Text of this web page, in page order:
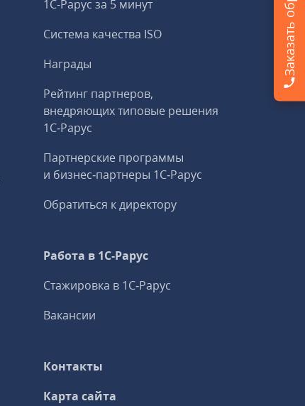
1С-Рарус за 5 минут
Система качества ISO
Награды
Рейтинг партнеров,
внедряющих типовые решения
1С‑Рарус
Партнерские программы
и бизнес‑партнеры 1С‑Рарус
Обратиться к директору
Работа в 1С‑Рарус
Стажировка в 1С‑Рарус
Вакансии
Контакты
Карта сайта